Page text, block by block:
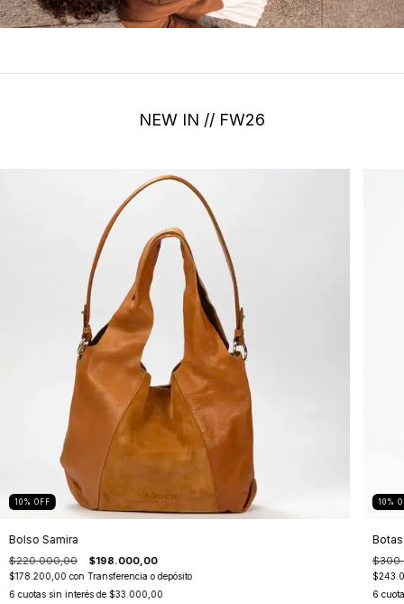
NEW IN // FW26
10 % OFF
Bolso Samira
$220.000,00 $198.000,00
$178.200,00con Transferencia o depósito
6 cuotas sin interés de $33.000,00
10 %
6